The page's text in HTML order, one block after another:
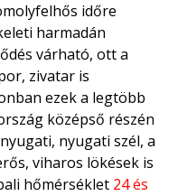
időre
harmadán
várható, ott a
zivatar is
ezek a legtöbb
középső részén
nyugati szél, a
viharos lökések is
hőmérséklet 24 és